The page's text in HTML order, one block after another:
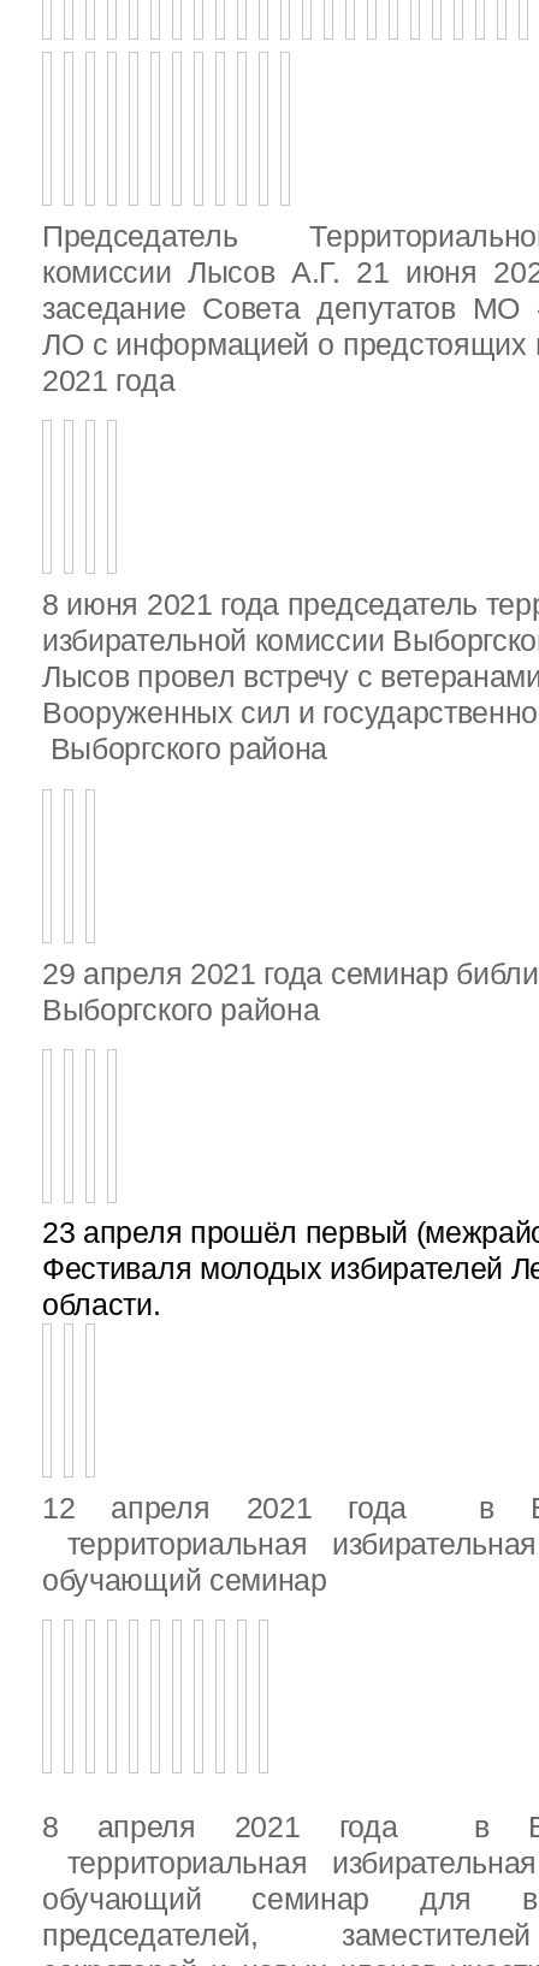
Председатель
комиссии Лысов А.Г. 21 июня
заседание Совета депутатов МО
ЛО с информацией о предстоящих
2021 года
8 июня 2021 года председатель
избирательной комиссии
Лысов провел встречу с
Вооруженных сил и
Выборгского района
29 апреля 2021 года семинар
Выборгского района
23 апреля прошёл первый
Фестиваля молодых избирателей
области.
12 апреля 2021 года в
территориальная
обучающий семинар
8 апреля 2021 года в
территориальная
обучающий семинар для
председателей,